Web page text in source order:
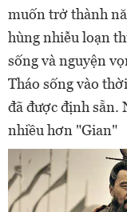
muốn trở thành
hùng nhiễu loạn
sống và nguyện
Tháo sống vào
đã được định sẵn.
nhiều hơn "Gian"